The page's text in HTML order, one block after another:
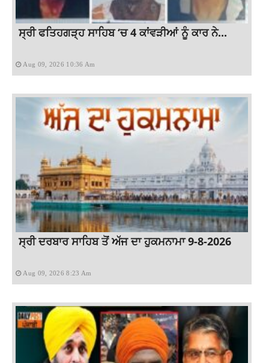
ਸ੍ਰੀ ਫਤਿਹਗੜ੍ਹ ਸਾਹਿਬ ‘ਚ 4 ਕਾਂਵੜੀਆਂ ਨੂੰ ਕਾਰ ਨੇ...
Aug 09, 2026 10:36 Am
ਸ੍ਰੀ ਦਰਬਾਰ ਸਾਹਿਬ ਤੋਂ ਅੱਜ ਦਾ ਹੁਕਮਨਾਮਾ 9-8-2026
Aug 09, 2026 8:23 Am